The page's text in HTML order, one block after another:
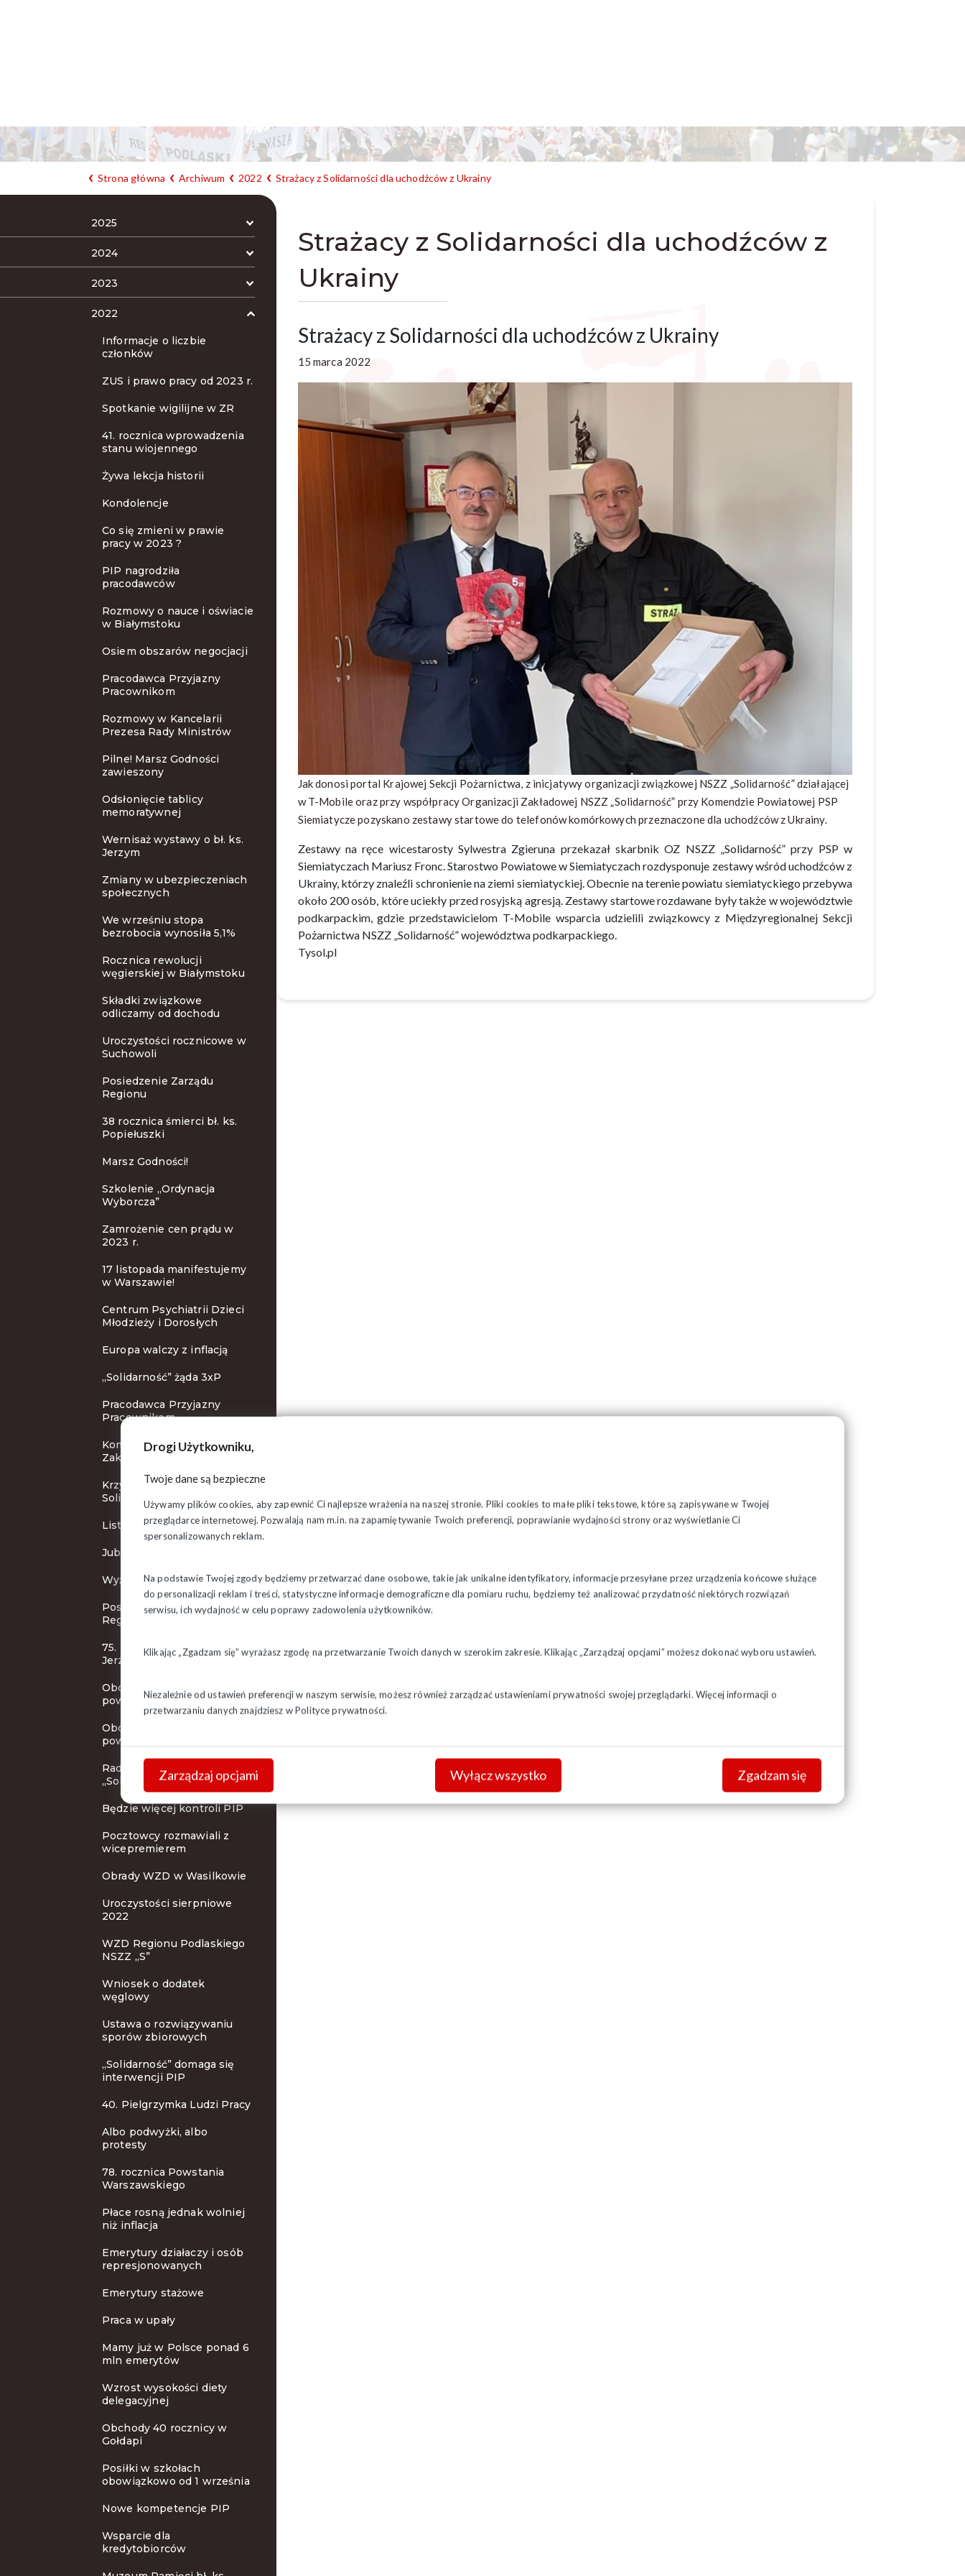
Drogi Użytkowniku,
Twoje dane są bezpieczne
Używamy plików cookies, aby zapewnić Ci najlepsze wrażenia na naszej stronie. Pliki cookies to małe pliki tekstowe, które są zapisywane w Twojej
przeglądarce internetowej. Pozwalają nam m.in. na zapamiętywanie Twoich preferencji, poprawianie wydajności strony oraz wyświetlanie Ci
spersonalizowanych reklam.
Na podstawie Twojej zgody będziemy przetwarzać dane osobowe, takie jak unikalne identyfikatory, informacje przesyłane przez urządzenia końcowe służące
do personalizacji reklam i treści, statystyczne informacje demograficzne dla pomiaru ruchu, będziemy też analizować przydatność niektórych rozwiązań
serwisu, ich wydajność w celu poprawy zadowolenia użytkowników.
Klikając „Zgadzam się” wyrażasz zgodę na przetwarzanie Twoich danych w szerokim zakresie. Klikając „Zarządzaj opcjami” możesz dokonać wyboru ustawień.
Niezależnie od ustawień preferencji w naszym serwisie, możesz również zarządzać ustawieniami prywatności swojej przeglądarki. Więcej informacji o
przetwarzaniu danych znajdziesz wPolityce prywatności.
Zarządzaj opcjami Wyłącz wszystko Zgadzam się
Strona główna Archiwum 2022 Strażacy z Solidarności dla uchodźców z Ukrainy
2025
2024
2023
2022
Informacje o liczbie
członków
ZUS i prawo pracy od 2023 r.
Spotkanie wigilijne w ZR
41. rocznica wprowadzenia
stanu wiojennego
Żywa lekcja historii
Kondolencje
Co się zmieni w prawie
pracy w 2023 ?
PIP nagrodziła
pracodawców
Rozmowy o nauce i oświacie
w Białymstoku
Osiem obszarów negocjacji
Pracodawca Przyjazny
Pracownikom
Rozmowy w Kancelarii
Prezesa Rady Ministrów
Pilne! Marsz Godności
zawieszony
Odsłonięcie tablicy
memoratywnej
Wernisaż wystawy o bł. ks.
Jerzym
Zmiany w ubezpieczeniach
społecznych
We wrześniu stopa
bezrobocia wynosiła 5,1%
Rocznica rewolucji
węgierskiej w Białymstoku
Składki związkowe
odliczamy od dochodu
Uroczystości rocznicowe w
Suchowoli
Posiedzenie Zarządu
Regionu
38 rocznica śmierci bł. ks.
Popiełuszki
Marsz Godności!
Szkolenie ,,Ordynacja
Wyborcza”
Zamrożenie cen prądu w
2023 r.
17 listopada manifestujemy
w Warszawie!
Centrum Psychiatrii Dzieci
Młodzieży i Dorosłych
Europa walczy z inflacją
„Solidarność” żąda 3xP
Pracodawca Przyjazny
Pracownikom
Komisja Krajowa w
Zakopanem
Krzyże Wolności i
Solidarności
List do Ursuli von der Leyen
Jubileuszowa pielgrzymka
Wyższa płaca minimalna
Posiedzenie Zarządu
Regionu
75. rocznica urodzin bł. ks.
Jerzego
Obchody 42. rocznicy
powstania NSZZ "S" c.d.
Obchody 42. rocznicy
powstania NSZZ "S"
Rada KSOiW NSZZ
„Solidarność"
Będzie więcej kontroli PIP
Pocztowcy rozmawiali z
wicepremierem
Obrady WZD w Wasilkowie
Uroczystości sierpniowe
2022
WZD Regionu Podlaskiego
NSZZ „S”
Wniosek o dodatek
węglowy
Ustawa o rozwiązywaniu
sporów zbiorowych
„Solidarność” domaga się
interwencji PIP
40. Pielgrzymka Ludzi Pracy
Albo podwyżki, albo
protesty
78. rocznica Powstania
Warszawskiego
Płace rosną jednak wolniej
niż inflacja
Emerytury działaczy i osób
represjonowanych
Emerytury stażowe
Praca w upały
Mamy już w Polsce ponad 6
mln emerytów
Wzrost wysokości diety
delegacyjnej
Obchody 40 rocznicy w
Gołdapi
Posiłki w szkołach
obowiązkowo od 1 września
Nowe kompetencje PIP
Wsparcie dla
kredytobiorców
Strażacy z Solidarności dla uchodźców z
Ukrainy
Strażacy z Solidarności dla uchodźców z Ukrainy
15 marca 2022
Jak donosi portal Krajowej Sekcji Pożarnictwa, z inicjatywy organizacji związkowej NSZZ „Solidarność” działającej
w T-Mobile oraz przy współpracy Organizacji Zakładowej NSZZ „Solidarność” przy Komendzie Powiatowej PSP
Siemiatycze pozyskano zestawy startowe do telefonów komórkowych przeznaczone dla uchodźców z Ukrainy.
Zestawy na ręce wicestarosty Sylwestra Zgieruna przekazał skarbnik OZ NSZZ „Solidarność” przy PSP w
Siemiatyczach Mariusz Fronc. Starostwo Powiatowe w Siemiatyczach rozdysponuje zestawy wśród uchodźców z
Ukrainy, którzy znaleźli schronienie na ziemi siemiatyckiej. Obecnie na terenie powiatu siemiatyckiego przebywa
około 200 osób, które uciekły przed rosyjską agresją. Zestawy startowe rozdawane były także w województwie
podkarpackim, gdzie przedstawicielom T-Mobile wsparcia udzielili związkowcy z Międzyregionalnej Sekcji
Pożarnictwa NSZZ „Solidarność” województwa podkarpackiego.
Tysol.pl